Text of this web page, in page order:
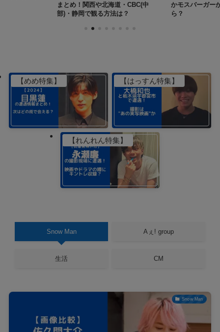
まとめ！関西や北海道・CBC(中
部)・静岡で観る方法は？
かモスバーガー
ら？
【めめ特集】 【はっすん特集】
【れんれん特集】
Snow Man Aぇ! group
生活 CM
Snow Man